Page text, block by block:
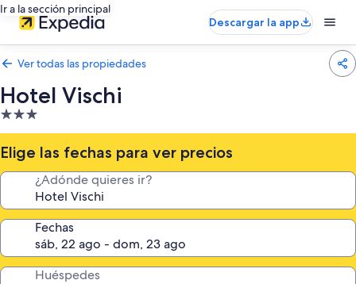
Ir a la sección principal
Descargar la app
Ver todas las propiedades
Hotel Vischi
Propiedad
de
3.0
estrellas
Elige las fechas para ver precios
¿Adónde quieres ir?
Fechas
Huéspedes